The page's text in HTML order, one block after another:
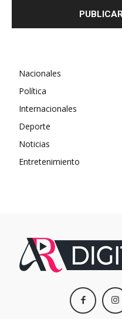
Nacionales
Política
Internacionales
Deporte
Noticias
Entretenimiento